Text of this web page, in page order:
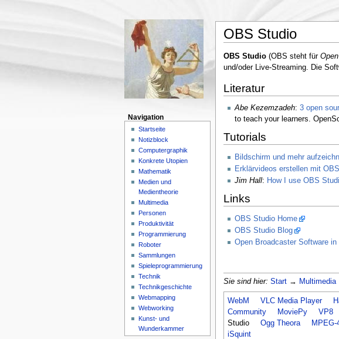
OBS Studio
OBS Studio(OBS steht für
und/oder Live-Streaming. Die
Literatur
Abe Kezemzadeh: 3 open
to teach your learners.
Tutorials
Bildschirm und mehr
Erklärvideos erstellen mit
Jim Hall: How I use OBS
Links
OBS Studio Home
OBS Studio Blog
Open Broadcaster Software in
Sie sind hier: Start→ Multimedia
WebM VLC Media Player
Community
MoviePy VP8
Studio
Ogg Theora MPEG-
iSquint
Navigation
Startseite
Notizblock
Computergraphik
Konkrete Utopien
Mathematik
Medien und
Medientheorie
Multimedia
Personen
Produktivität
Programmierung
Roboter
Sammlungen
Spieleprogrammierung
Technik
Technikgeschichte
Webmapping
Webworking
Kunst- und
Wunderkammer